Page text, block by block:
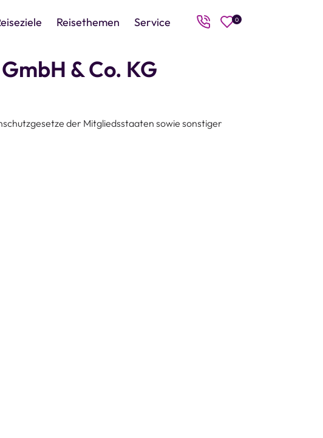
Reisethemen Service 0
& Co. KG
der Mitgliedsstaaten sowie sonstiger